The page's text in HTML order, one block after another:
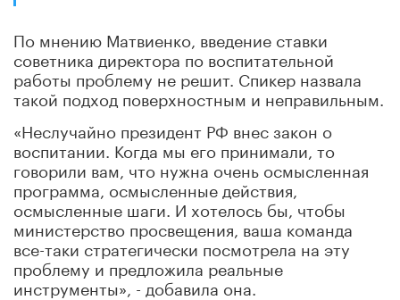
По мнению Матвиенко, введение ставки
советника директора по воспитательной
работы проблему не решит. Спикер назвала
такой подход поверхностным и неправильным.
«Неслучайно президент РФ внес закон о
воспитании. Когда мы его принимали, то
говорили вам, что нужна очень осмысленная
программа, осмысленные действия,
осмысленные шаги. И хотелось бы, чтобы
министерство просвещения, ваша команда
все-таки стратегически посмотрела на эту
проблему и предложила реальные
инструменты», - добавила она.